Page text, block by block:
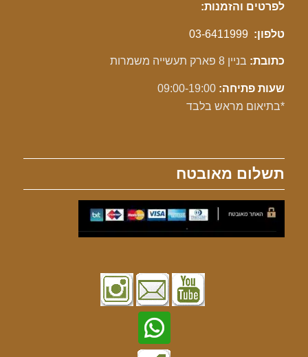
לפרטים והזמנות:
טלפון: 03-6411999
כתובת: בניין 8 פארק תעשייה משמרות
שעות פתיחה:
*בתיאום מראש בלבד
תשלום מאובטח